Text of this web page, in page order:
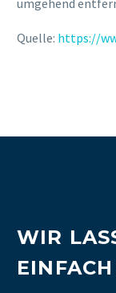
umgehend
Quelle: https://
WIR